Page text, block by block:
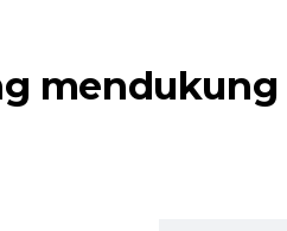
mendukung